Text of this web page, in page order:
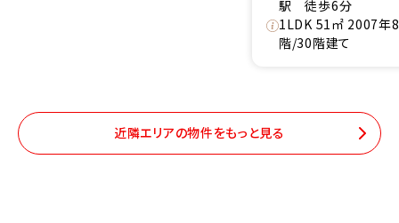
駅 徒歩6分
1LDK 51㎡ 2007年
階/30階建て
近隣エリアの物件をもっと見る